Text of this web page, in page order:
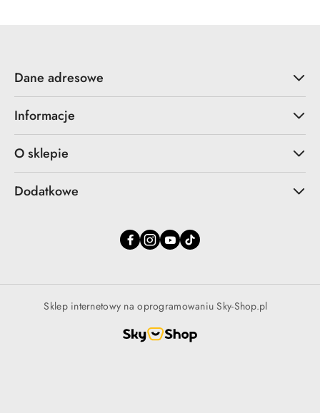
Dane adresowe
Informacje
O sklepie
Dodatkowe
Sklep internetowy na oprogramowaniu Sky-Shop.pl